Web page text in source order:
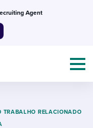
Agent
TRABALHO RELACIONADO